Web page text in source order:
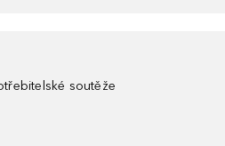
soutěže